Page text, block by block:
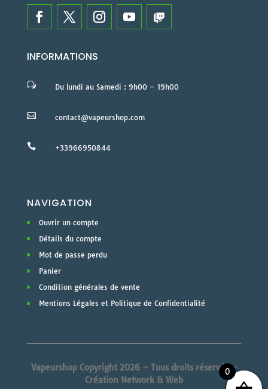
INFORMATIONS
w Du lundi au Samedi : 9h00 – 19h00
 contact@vapeurshop.com
 +33966950844
NAVIGATION
Ouvrir un compte
Détails du compte
Mot de passe perdu
Panier
Condition générales de vente
Mentions Légales et Politique de Confidentialité
Vapeurshop Copyright 2026 – Tous droits réservés –
Création Network & Web
0